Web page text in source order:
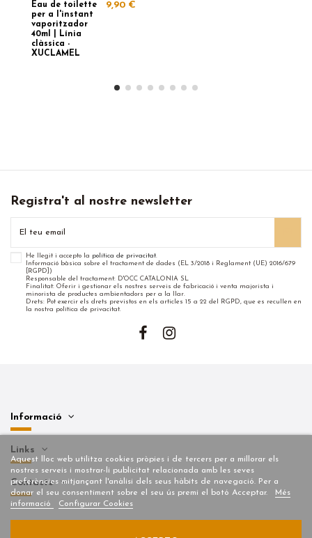
Eau de toilette
per a l'instant
vaporitzador
40ml | Línia
clàssica -
XUCLAMEL
9,90 €
Registra't al nostre newsletter
He llegit i accepto la política de privacitat.
Informació bàsica sobre el tractament de dades (EL 3/2018 i Reglament (UE) 2016/679
[RGPD])
Responsable del tractament: D'OCC CATALONIA SL
Finalitat: Oferir i gestionar els nostres serveis de fabricació i venta majorista i
minorista de productes ambientadors per a la llar.
Drets: Pot exercir els drets previstos en els articles 15 a 22 del RGPD, que es recullen en
la nostra política de privacitat.
Informació
Links
Contacte
Aquest lloc web utilitza cookies pròpies i de tercers per a millorar els
nostres serveis i mostrar-li publicitat relacionada amb les seves
preferències mitjançant l'anàlisi dels seus hàbits de navegació. Per a
donar el seu consentiment sobre el seu ús premi el botó Acceptar.
Més
informació
Configurar Cookies